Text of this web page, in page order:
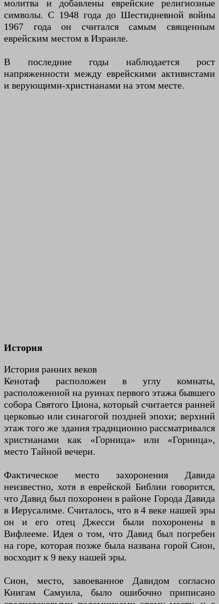
молитва и добавлены еврейские религиозные
символы. С 1948 года до Шестидневной войны
1967 года он считался самым священным
еврейским местом в Израиле.
В последние годы наблюдается рост
напряженности между еврейскими активистами
и верующими-христианами на этом месте.
История
История ранних веков
Кенотаф расположен в углу комнаты,
расположенной на руинах первого этажа бывшего
собора Святого Циона, который считается ранней
церковью или синагогой поздней эпохи; верхний
этаж того же здания традиционно рассматривался
христианами как «Горница» или «Горница»,
место Тайной вечери.
Фактическое место захоронения Давида
неизвестно, хотя в еврейской Библии говорится,
что Давид был похоронен в районе Города Давида
в Иерусалиме. Считалось, что в 4 веке нашей эры
он и его отец Джесси были похоронены в
Вифлееме. Идея о том, что Давид был погребен
на горе, которая позже была названа горой Сион,
восходит к 9 веку нашей эры.
Сион, место, завоеванное Давидом согласно
Книгам Самуила, было ошибочно приписано